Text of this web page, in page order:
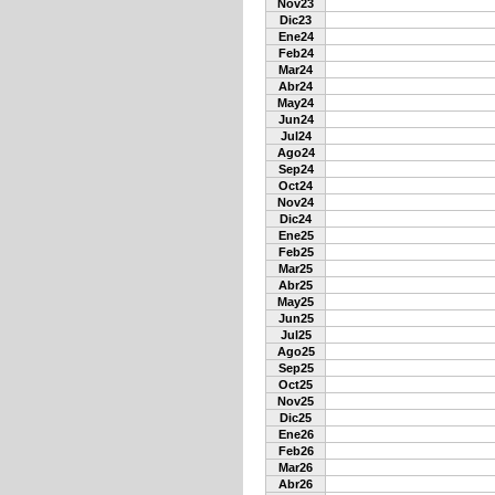
Nov23
Dic23
Ene24
Feb24
Mar24
Abr24
May24
Jun24
Jul24
Ago24
Sep24
Oct24
Nov24
Dic24
Ene25
Feb25
Mar25
Abr25
May25
Jun25
Jul25
Ago25
Sep25
Oct25
Nov25
Dic25
Ene26
Feb26
Mar26
Abr26